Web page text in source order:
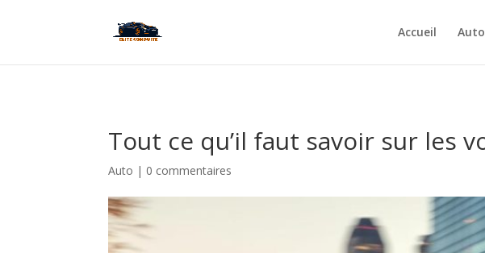
Accueil
Tout ce qu’il faut savoir sur les
Auto | 0 commentaires